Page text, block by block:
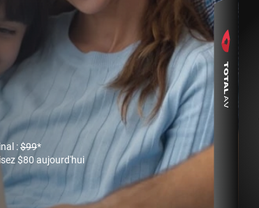
:$99*
$80 aujourd'hui